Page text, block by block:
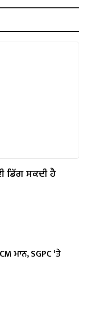
ਡਿੱਗ ਸਕਦੀ ਹੈ
ਮਾਨ, SGPC ‘ਤੇ